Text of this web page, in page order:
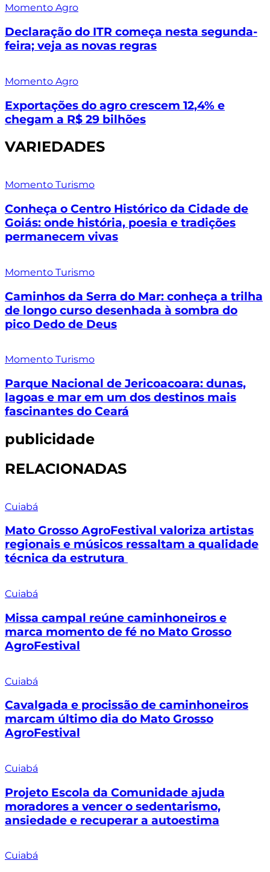
Momento Agro
Declaração do ITR começa nesta segunda-
feira; veja as novas regras
Momento Agro
Exportações do agro crescem 12,4% e
chegam a R$ 29 bilhões
VARIEDADES
Momento Turismo
Conheça o Centro Histórico da Cidade de
Goiás: onde história, poesia e tradições
permanecem vivas
Momento Turismo
Caminhos da Serra do Mar: conheça a trilha
de longo curso desenhada à sombra do
pico Dedo de Deus
Momento Turismo
Parque Nacional de Jericoacoara: dunas,
lagoas e mar em um dos destinos mais
fascinantes do Ceará
publicidade
RELACIONADAS
Cuiabá
Mato Grosso AgroFestival valoriza artistas
regionais e músicos ressaltam a qualidade
técnica da estrutura
Cuiabá
Missa campal reúne caminhoneiros e
marca momento de fé no Mato Grosso
AgroFestival
Cuiabá
Cavalgada e procissão de caminhoneiros
marcam último dia do Mato Grosso
AgroFestival
Cuiabá
Projeto Escola da Comunidade ajuda
moradores a vencer o sedentarismo,
ansiedade e recuperar a autoestima
Cuiabá